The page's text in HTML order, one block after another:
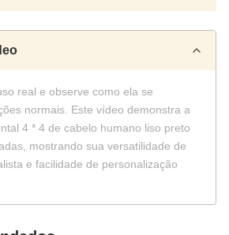
real e observe como ela se
normais. Este vídeo demonstra a
4 * 4 de cabelo humano liso preto
mostrando sua versatilidade de
e facilidade de personalização